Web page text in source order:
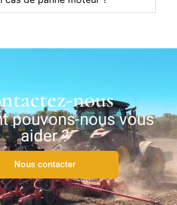
nous
pouvons-nous vous
aider ?
Nous contacter